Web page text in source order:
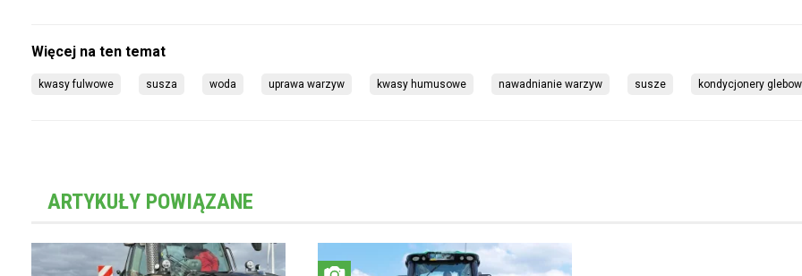
kwasy fulwowe susza woda uprawa warzyw kwasy humusowe nawadnianie warzyw susze kondycjonery
ARTYKUŁY POWIĄZANE